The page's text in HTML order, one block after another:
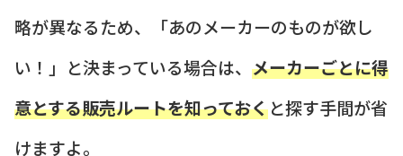
略が異なるため、「あのメーカーのものが欲し
い！」と決まっている場合は、 メーカーごとに得
意とする販売ルートを知っておくと探す手間が省
けますよ。